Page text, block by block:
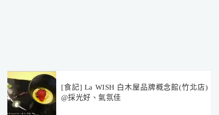
[食記] La WISH 白木屋品牌概念館(竹北店)
@採光好、氣氛佳